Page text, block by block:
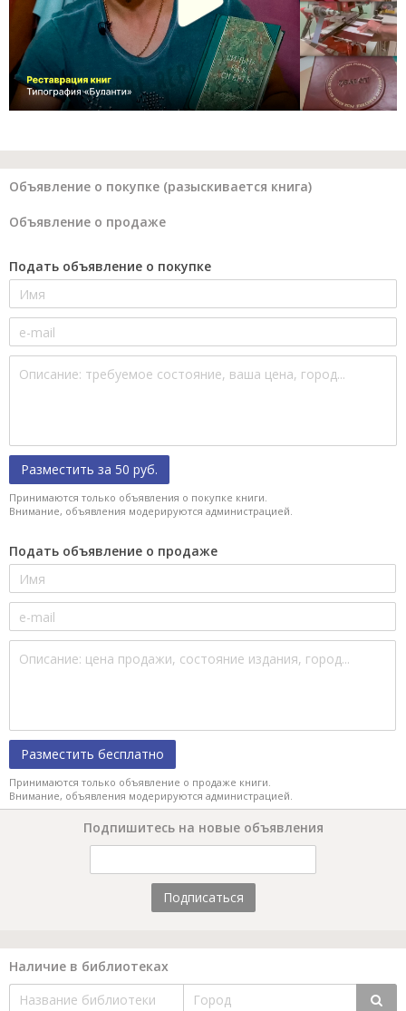
Объявление о покупке (разыскивается книга)
Объявление о продаже
Подать объявление о покупке
Разместить за 50 руб.
Принимаются только объявления о покупке книги.
Внимание, объявления модерируются администрацией.
Подать объявление о продаже
Разместить бесплатно
Принимаются только объявление о продаже книги.
Внимание, объявления модерируются администрацией.
Подпишитесь на новые объявления
Подписаться
Наличие в библиотеках